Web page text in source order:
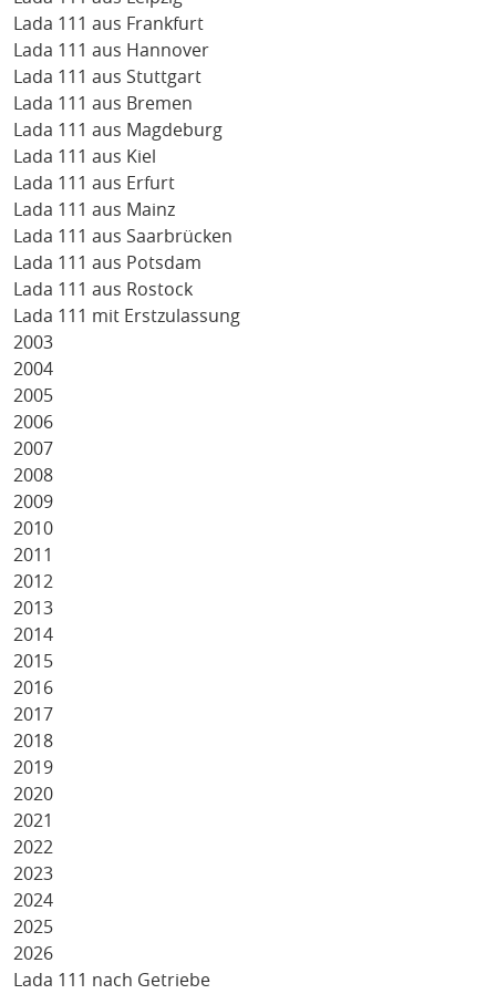
Lada 111 aus Frankfurt
Lada 111 aus Hannover
Lada 111 aus Stuttgart
Lada 111 aus Bremen
Lada 111 aus Magdeburg
Lada 111 aus Kiel
Lada 111 aus Erfurt
Lada 111 aus Mainz
Lada 111 aus Saarbrücken
Lada 111 aus Potsdam
Lada 111 aus Rostock
Lada 111 mit Erstzulassung
2003
2004
2005
2006
2007
2008
2009
2010
2011
2012
2013
2014
2015
2016
2017
2018
2019
2020
2021
2022
2023
2024
2025
2026
Lada 111 nach Getriebe